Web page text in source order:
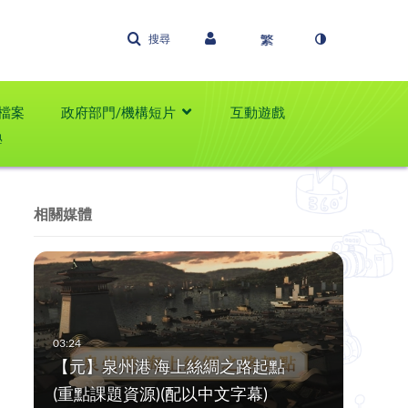
搜尋
案 政府部門/機構短片
互動遊戲
相關媒體
【元】泉州港 海上絲綢之路起點
(重點課題資源)(配以中文字幕)